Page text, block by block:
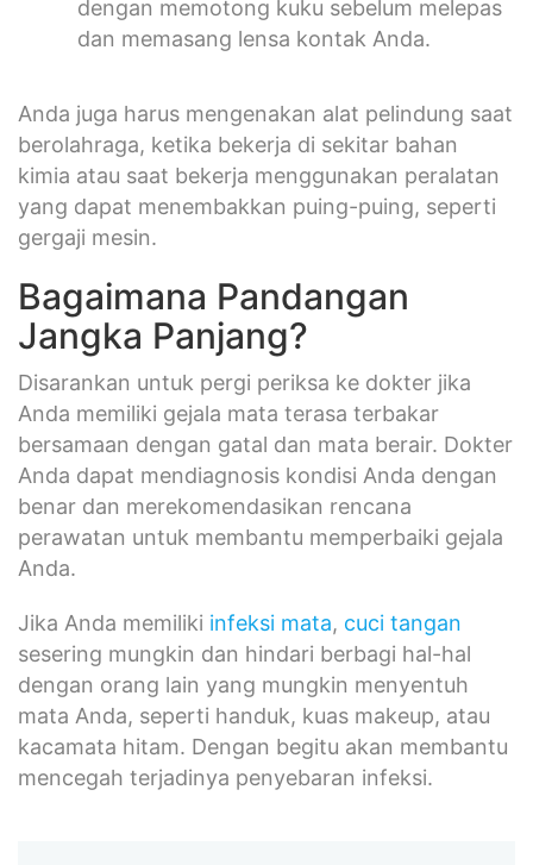
dengan memotong kuku sebelum melepas
dan memasang lensa kontak Anda.
Anda juga harus mengenakan alat pelindung saat
berolahraga, ketika bekerja di sekitar bahan
kimia atau saat bekerja menggunakan peralatan
yang dapat menembakkan puing-puing, seperti
gergaji mesin.
Bagaimana Pandangan
Jangka Panjang?
Disarankan untuk pergi periksa ke dokter jika
Anda memiliki gejala mata terasa terbakar
bersamaan dengan gatal dan mata berair. Dokter
Anda dapat mendiagnosis kondisi Anda dengan
benar dan merekomendasikan rencana
perawatan untuk membantu memperbaiki gejala
Anda.
Jika Anda memiliki infeksi mata, cuci tangan
sesering mungkin dan hindari berbagi hal-hal
dengan orang lain yang mungkin menyentuh
mata Anda, seperti handuk, kuas makeup, atau
kacamata hitam. Dengan begitu akan membantu
mencegah terjadinya penyebaran infeksi.